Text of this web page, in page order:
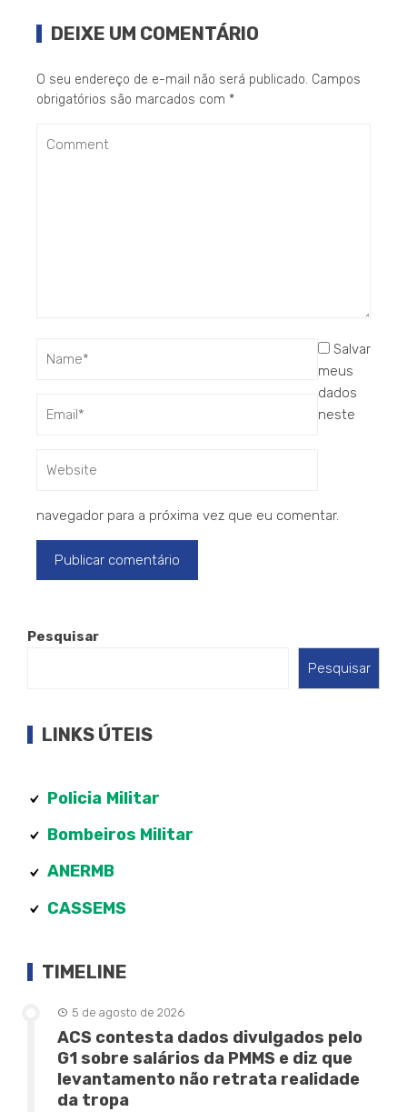
DEIXE UM COMENTÁRIO
O seu endereço de e-mail não será publicado. Campos
obrigatórios são marcados com *
Salvar
meus
dados
neste
navegador para a próxima vez que eu comentar.
Pesquisar
Pesquisar
LINKS ÚTEIS
Policia Militar
Bombeiros Militar
ANERMB
CASSEMS
TIMELINE
5 de agosto de 2026
ACS contesta dados divulgados pelo
G1 sobre salários da PMMS e diz que
levantamento não retrata realidade
da tropa